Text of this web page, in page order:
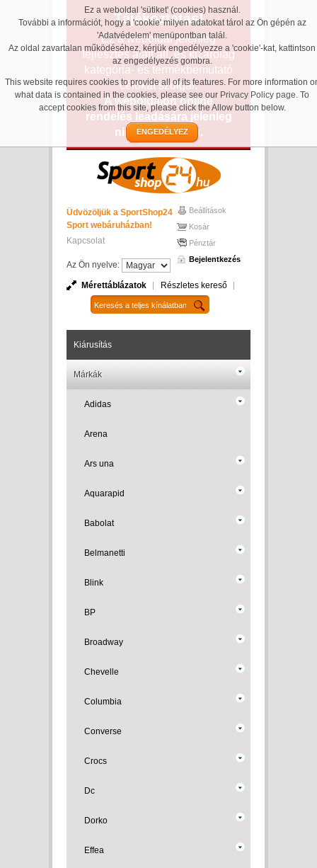
Ez a weboldal 'sütiket' (cookies) használ.
További a információt, hogy a 'cookie' milyen adatokat tárol az Ön gépén az
'Adatvédelem' menüpontban talál.
Az oldal zavartalan működéséhez, kérjük engedélyezze a 'cookie'-kat, kattintson
az engedélyezés gombra.
This website requires cookies to provide all of its features. For more information
what data is contained in the cookies, please see our Privacy Policy page. To
accept cookies from this site, please click the Allow button below.
ENGEDÉLYEZ
Tájékoztatás!
Ez a weboldal jelenleg
fejlesztés alatt áll, és kizárólag
kategória- és termékbemutató
célokat szolgál.
A weboldalon online
rendelés leadására jelenleg
nincs lehetőség.
Üdvözöljük a SportShop24
Sport webáruházban!
Kapcsolat
Az Ön nyelve:
Beállítások
Kosár
Pénztár
Bejelentkezés
Mérettáblázatok Részletes kereső
Kiárusítás
Márkák
Adidas
Arena
Ars una
Aquarapid
Babolat
Belmanetti
Blink
BP
Broadway
Chevelle
Columbia
Converse
Crocs
Dc
Dorko
Effea